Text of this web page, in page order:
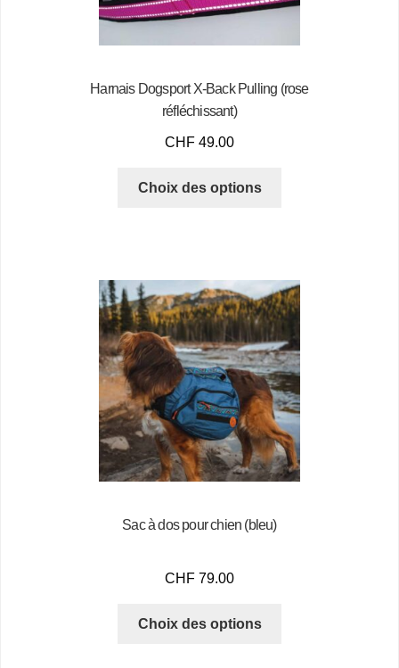
Harnais Dogsport X-Back Pulling (rose
réfléchissant)
CHF 49.00
Choix des options
Sac à dos pour chien (bleu)
CHF 79.00
Choix des options